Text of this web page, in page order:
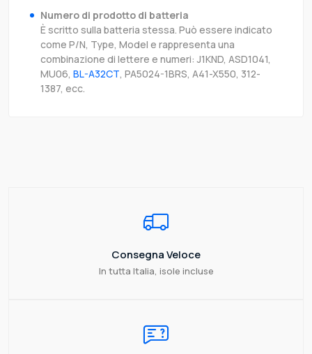
Numero di prodotto di batteria
È scritto sulla batteria stessa. Può essere indicato
come P/N, Type, Model e rappresenta una
combinazione di lettere e numeri: J1KND, ASD1041,
MU06, BL-A32CT, PA5024-1BRS, A41-X550, 312-
1387, ecc.
Consegna Veloce
In tutta Italia, isole incluse